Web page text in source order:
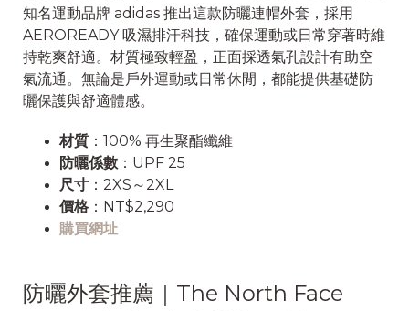
知名運動品牌 adidas 推出這款防曬連帽外套，採用
AEROREADY 吸濕排汗科技，確保運動或日常穿著時維
持乾爽舒適。材質極致輕盈，正面採透氣孔設計有助空
氣流通。無論是戶外運動或日常休閒，都能提供基礎防
曬保護與舒適體感。
材質 ：100% 再生聚酯纖維
防曬係數 ：UPF 25
尺寸 ：2XS～2XL
價格 ：NT$2,290
購買網址
防曬外套推薦｜The North Face